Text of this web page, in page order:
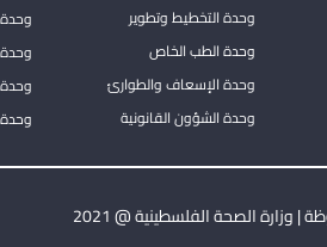
وحدة التخطيط وتطوير
وحدة الطب الخاص
وحدة الإسعاف والطوارئ
وحدة الشؤون القانونية
وحدة
الصحة الفلسطينية @ 2021